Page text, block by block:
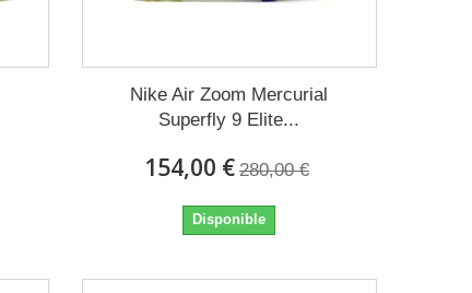
Nike Air Zoom Mercurial
Superfly 9 Elite...
154,00 € 280,00 €
Disponible